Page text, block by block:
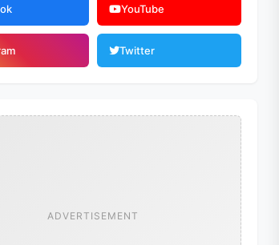
YouTube
Twitter
ADVERTISEMENT